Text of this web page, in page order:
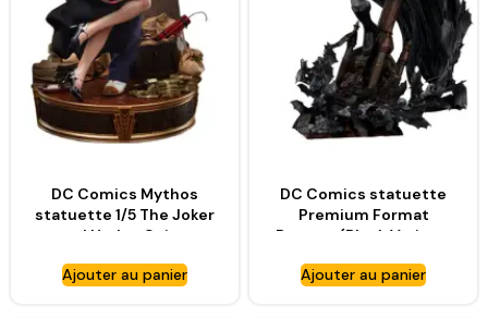
DC Comics Mythos
statuette 1/5 The Joker
and Harley Quinn:
SIDESHOW
Ajouter au panier
DC Comics statuette
Premium Format
Batman (Black Variant)
SIDESHOW
Ajouter au panier